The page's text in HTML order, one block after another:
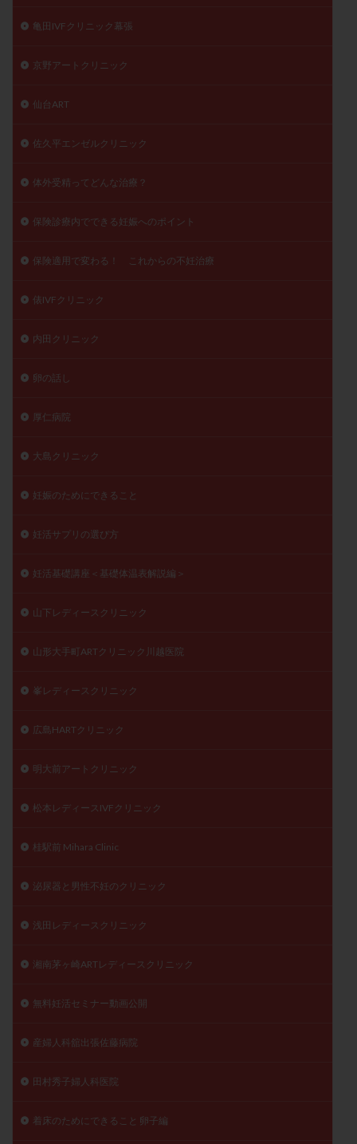
亀田IVFクリニック幕張
京野アートクリニック
仙台ART
佐久平エンゼルクリニック
体外受精ってどんな治療？
保険診療内でできる妊娠へのポイント
保険適用で変わる！ これからの不妊治療
俵IVFクリニック
内田クリニック
卵の話し
厚仁病院
大島クリニック
妊娠のためにできること
妊活サプリの選び方
妊活基礎講座＜基礎体温表解説編＞
山下レディースクリニック
山形大手町ARTクリニック川越医院
峯レディースクリニック
広島HARTクリニック
明大前アートクリニック
松本レディースIVFクリニック
桂駅前 Mihara Clinic
泌尿器と男性不妊のクリニック
浅田レディースクリニック
湘南茅ヶ崎ARTレディースクリニック
無料妊活セミナー動画公開
産婦人科舘出張佐藤病院
田村秀子婦人科医院
着床のためにできること 卵子編